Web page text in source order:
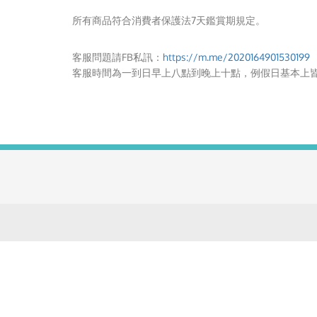
所有商品符合消費者保護法7天鑑賞期規定。
客服問題請FB私訊： https://m.me/2020164901530199
客服時間為一到日早上八點到晚上十點，例假日基本上